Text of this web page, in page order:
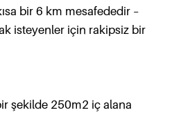
bir 6 km mesafededir –
isteyenler için rakipsiz bir
şekilde 250m2 iç alana